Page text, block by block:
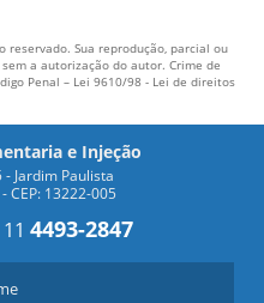
Sua reprodução, parcial ou
a autorização do autor. Crime de
Penal – Lei 9610/98 - Lei de direitos
e Injeção
- Jardim Paulista
CEP: 13222-005
11 4493-2847